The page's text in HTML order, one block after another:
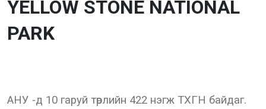
YELLOW STONE NATIONAL
PARK
АНУ -д 10 гаруй төрлийн 422 нэгж ТХГН байдаг.